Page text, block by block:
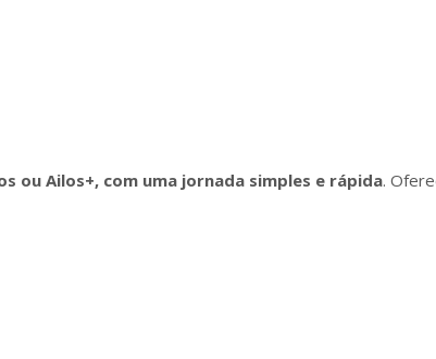
ou Ailos+, com uma jornada simples e rápida.